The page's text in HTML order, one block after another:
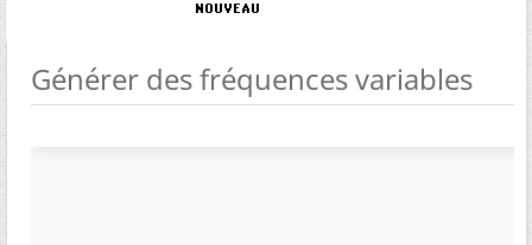
Générer des fréquences variables